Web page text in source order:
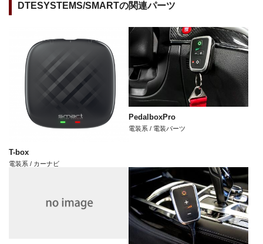
DTESYSTEMS/SMARTの関連パーツ
T-box
電装系 / カーナビ
PedalboxPro
電装系 / 電装パーツ